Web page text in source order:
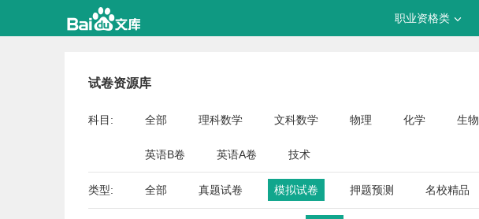
职业资格类
试卷资源库
科目: 全部 理科数学 文科数学 物理 化学 生物
英语B卷 英语A卷 技术
类型: 全部 真题试卷 模拟试卷 押题预测 名校精品